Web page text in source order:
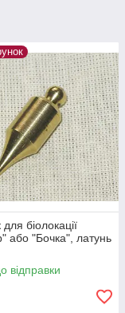
біолокації
або "Бочка", латунь
відправки